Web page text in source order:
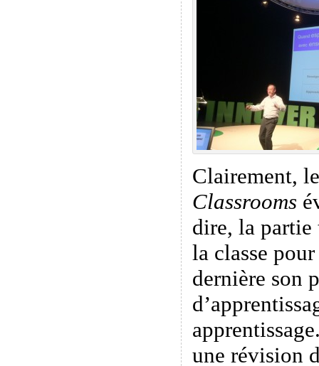
Clairement,
Classrooms
dire, la partie
la classe
dernière son
une révision